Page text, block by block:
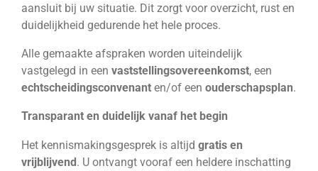
aansluit bij uw situatie. Dit zorgt voor overzicht, rust en
duidelijkheid gedurende het hele proces.
Alle gemaakte afspraken worden uiteindelijk
vastgelegd in een vaststellingsovereenkomst, een
echtscheidingsconvenant en/of een ouderschapsplan.
Transparant en duidelijk vanaf het begin
Het kennismakingsgesprek is altijd gratis en
vrijblijvend. U ontvangt vooraf een heldere inschatting